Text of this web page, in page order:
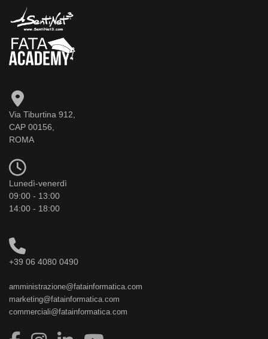
Via Tiburtina 912,
CAP 00156,
ROMA
Lunedì-venerdì
09:00 - 13:00
14:00 - 18:00
+39 06 4080 0490
amministrazione@fatainformatica.com
marketing@fatainformatica.com
commerciali@fatainformatica.com